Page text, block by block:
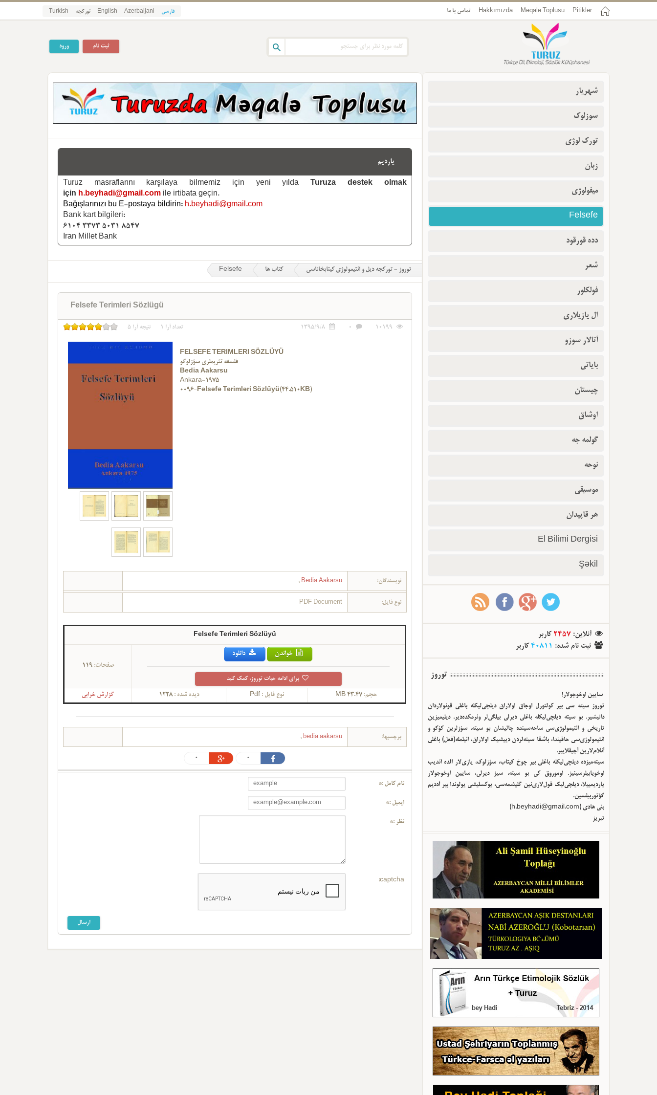
Pitiklər
Məqalə Toplusu
Hakkımızda تماس با ما فارسی Azerbaijani
English تورکجه Turkish
ورود ثبت نام
یاردیم
Turuz masraflarını karşılaya bilmemiz için yeni yılda
Turuza destek olmak
için h.beyhadi@gmail.com ile irtibata geçin.
Bağışlarınızı bu E-postaya bildirin: h.beyhadi@gmail.com
Bank kart bilgileri:
6104 3373 5031 8547
Iran Millet Bank
توروز - تورکجه دیل و ائتیمولوژی کیتابخاناسی کتاب ها Felsefe
Felsefe Terimleri Sözlügü
10199
0
1395/9/8 تعداد آرا 1 نتیجه آرا 5
FELSEFE TERIMLERI SÖZLÜYÜ
فلسفه تئریملری سؤزلوگو
Bedia Aakarsu
Ankara-1975
0096-Fəlsəfə Terimləri Sözlüyü(44.510KB)
نویسندگان: Bedia Aakarsu
,
نوع فایل: PDF Document
Felsefe Terimleri Sözlüyü
خواندن دانلود
برای ادامه حیات توروز، کمک کنید
صفحات: 119
حجم: 43.47 MB نوع فایل :Pdf دیده شده :1228 گزارش خرابی
برچسبها: bedia aakarsu
,
0
0
نام کامل :*
ایمیل :*
نظر :*
captcha:
شهریار
سوزلوک
تورک لوژی
زبان
میفولوژی
Felsefe
دده قورقود
شعر
فولکلور
ال یازیلاری
آتالار سوزو
بایاتی
چیستان
اوشاق
گولمه جه
نوحه
موسیقی
هر قاپیدان
El Bilimi Dergisi
Şəkil
آنلاین:
2457 کاربر
ثبت نام شده:
40811 کاربر
توروز
سایین اوخوجولار!
توروز سیته سی بیر کولتورل اوجاق اولا‌راق دیلچی‌لیکله باغلی قونولاردان
دانیشیر. بو سیته دیلچی‌لیکله باغلی دیرلی بیلگی‌لر وئرمکده‌دیر. دیلیمیزین
تاریخی و ائتیمولوژی‌سی ساحه‌سینده چالیشان بو سیته، سؤزلرین کؤکو و
ائتیمولوژی‌سی حاقیندا، باشقا سیته‌لردن دییشیک اولا‌راق، ائیلمله(فعل) باغلی
آنلام‌لارین آچیقلاییر.
سیته‌میزده دیلچی‌لیکله باغلی بیر چوخ کیتاب، سؤزلوک، یازی‌لار الده ائدیب
اوخویابیلرسینیز. اوموروق کی بو سیته، سیز دیرلی، سایین اوخوجولار
یاردیمییلا، دیلچی‌لیک قول‌لاری‌نین گلیشمه‌سی، یوکسلیشی یولوندا بیر آددیم
گؤتوربیلسین.
بئی هادی (h.beyhadi@gmail.com
)
تبریز